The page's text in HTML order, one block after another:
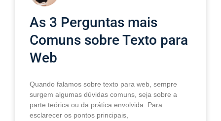
As 3 Perguntas mais
Comuns sobre Texto para
Web
Quando falamos sobre texto para web, sempre
surgem algumas dúvidas comuns, seja sobre a
parte teórica ou da prática envolvida. Para
esclarecer os pontos principais,